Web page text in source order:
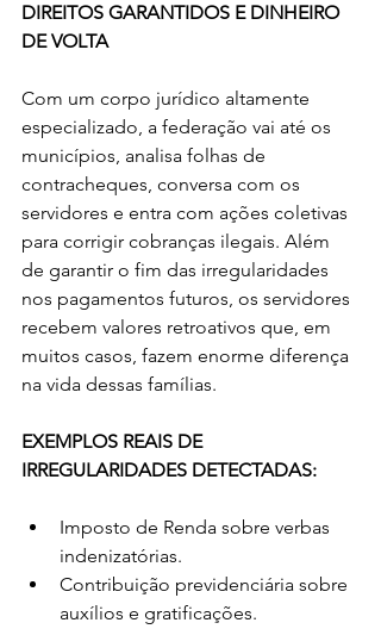
DIREITOS GARANTIDOS E DINHEIRO
DE VOLTA
Com um corpo jurídico altamente
especializado, a federação vai até os
municípios, analisa folhas de
contracheques, conversa com os
servidores e entra com ações coletivas
para corrigir cobranças ilegais. Além
de garantir o fim das irregularidades
nos pagamentos futuros, os servidores
recebem valores retroativos que, em
muitos casos, fazem enorme diferença
na vida dessas famílias.
EXEMPLOS REAIS DE
IRREGULARIDADES DETECTADAS:
Imposto de Renda sobre verbas
indenizatórias.
Contribuição previdenciária sobre
auxílios e gratificações.